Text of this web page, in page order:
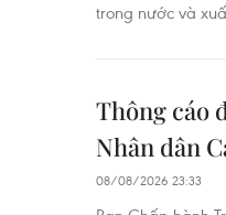
trong nước và
Thông cáo
Nhân dân
08/08/2026 23:33